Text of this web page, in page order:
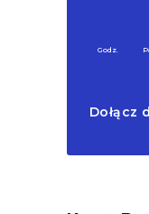
Godz.
Dołącz